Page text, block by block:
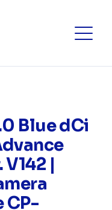
Blue dCi
|
CP-